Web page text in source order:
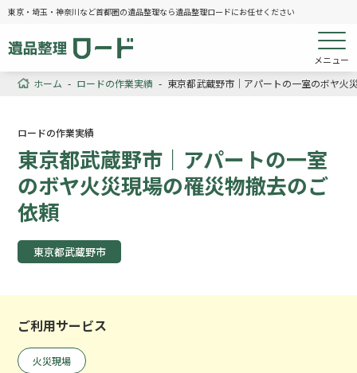
東京・埼玉・神奈川など首都圏の遺品整理なら遺品整理ロードにお任せください
メニュー
ホーム - ロードの作業実績 - 東京都武蔵野市｜アパートの一室のボヤ火
ロードの作業実績
東京都武蔵野市｜アパートの一室
のボヤ火災現場の罹災物撤去のご
依頼
東京都武蔵野市
ご利用サービス
火災現場